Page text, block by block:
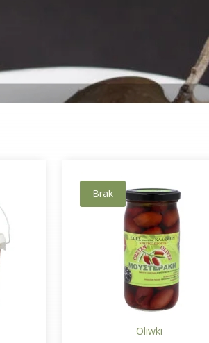
Brak
Oliwki